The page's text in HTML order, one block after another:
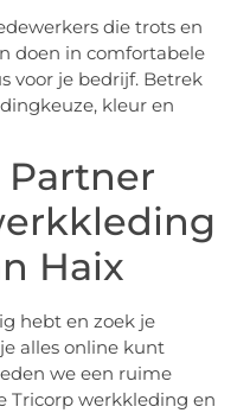
die trots en
doen in comfortabele
voor je bedrijf. Betrek
kleur en
Partner
Haix
hebt en zoek je
alles online kunt
we een ruime
Tricorp werkkleding en